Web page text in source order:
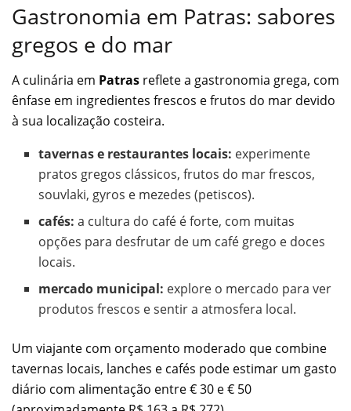
Gastronomia em Patras: sabores
gregos e do mar
A culinária em Patras reflete a gastronomia grega, com
ênfase em ingredientes frescos e frutos do mar devido
à sua localização costeira.
tavernas e restaurantes locais: experimente
pratos gregos clássicos, frutos do mar frescos,
souvlaki, gyros e mezedes (petiscos).
cafés: a cultura do café é forte, com muitas
opções para desfrutar de um café grego e doces
locais.
mercado municipal: explore o mercado para ver
produtos frescos e sentir a atmosfera local.
Um viajante com orçamento moderado que combine
tavernas locais, lanches e cafés pode estimar um gasto
diário com alimentação entre € 30 e € 50